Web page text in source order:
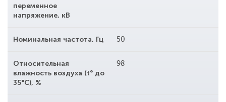
переменное
напряжение, кВ
Номинальная частота, Гц 50
Относительная
влажность воздуха (t° до
35°С), %
98